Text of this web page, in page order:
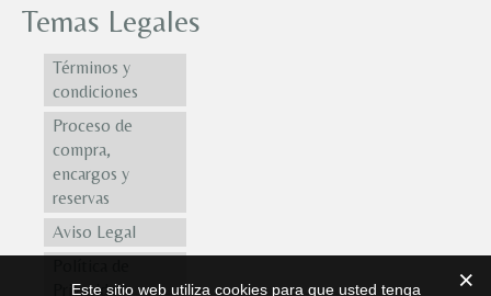
Temas Legales
Términos y
condiciones
Proceso de
compra,
encargos y
reservas
Aviso Legal
Privacidad
Este sitio web utiliza cookies para que usted tenga